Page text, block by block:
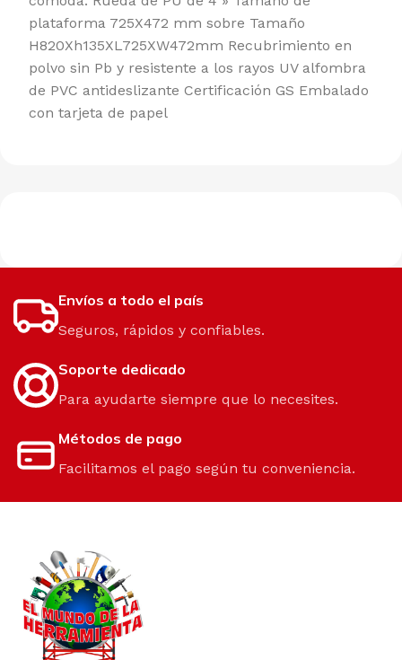
plataforma 725X472 mm sobre Tamaño
H820Xh135XL725XW472mm Recubrimiento en
polvo sin Pb y resistente a los rayos UV alfombra
de PVC antideslizante Certificación GS Embalado
con tarjeta de papel
Envíos a todo el país
Seguros, rápidos y confiables.
Soporte dedicado
Para ayudarte siempre que lo necesites.
Métodos de pago
Facilitamos el pago según tu conveniencia.